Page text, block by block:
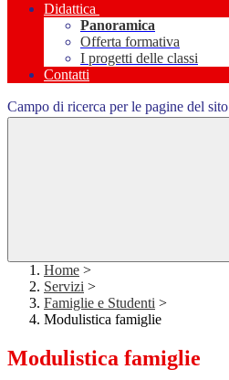
Didattica
Panoramica
Offerta formativa
I progetti delle classi
Contatti
Campo di ricerca per le pagine del sito
Home >
Servizi >
Famiglie e Studenti >
Modulistica famiglie
Modulistica famiglie